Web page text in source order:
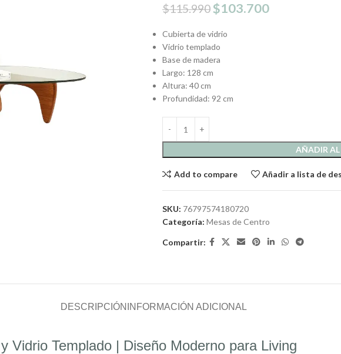
$115.990$103.700
Cubierta de vidrio
Vidrio templado
Base de madera
Largo: 128 cm
Altura: 40 cm
Profundidad: 92 cm
AÑADIR
Add to compare Añadir a lista de
SKU: 76797574180720
Categoría: Mesas de Centro
Compartir:
DESCRIPCIÓN INFORMACIÓN ADICIONAL
Vidrio Templado | Diseño Moderno para Living